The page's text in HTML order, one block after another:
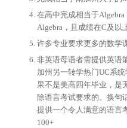
在高中完成相当于Algebra
Algebra，且成绩在C及以
许多专业要求更多的数学
非英语母语者需提供英语
加州另一转学热门UC系
果不是美高四年毕业，是
除语言考试要求的。换句
提供一个令人满意的语言
100+